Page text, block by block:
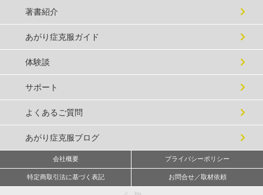
著書紹介
あがり症克服ガイド
体験談
サポート
よくあるご質問
あがり症克服ブログ
会社概要 プライバシーポリシー
特定商取引法に基づく表記 お問合せ／取材依頼